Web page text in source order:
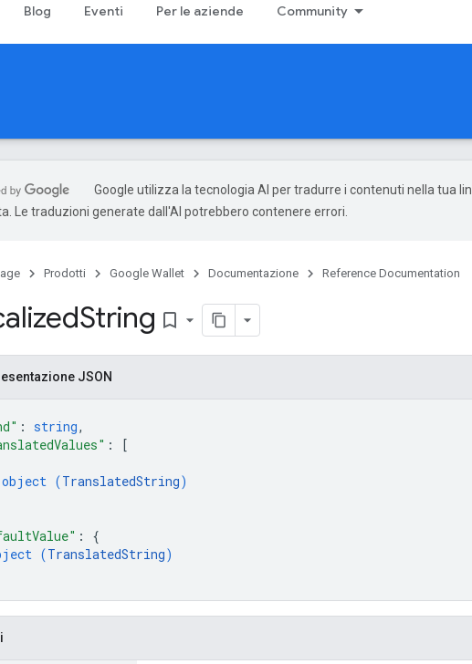
Blog Eventi Per le aziende Community
Google utilizza la tecnologia AI per tradurre i contenuti nella tua
Le traduzioni generate dall'AI potrebbero contenere errori.
Prodotti Google Wallet Documentazione Reference Documentation
String bookmark_border
JSON
: string,
:
[
object (TranslatedString)
: {
(TranslatedString)